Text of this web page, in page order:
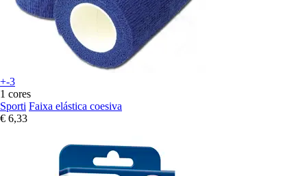
+-3
1 cores
Sporti Faixa elástica coesiva
€ 6,33